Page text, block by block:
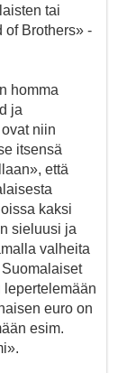
tai
of Brothers» -
homma
ja
niin
itsensä
että
kaksi
sieluusi ja
valheita
lepertelemään
euro on
esim.